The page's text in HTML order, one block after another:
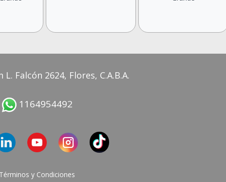
L. Falcón 2624, Flores, C.A.B.A.
1164954492
Términos y Condiciones